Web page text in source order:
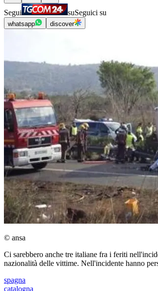
Segui suSeguici su
whatsapp discover
© ansa
Ci sarebbero anche tre italiane fra i feriti
nazionalità delle vittime. Nell'incidente hanno
spagna
catalogna